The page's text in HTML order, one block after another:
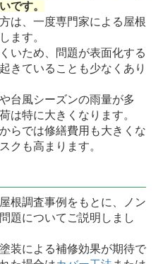
です。
は、一度専門家による屋根
ます。
いため、問題が表面化する
きていることも少なくあり
台風シーズンの雨量が多
は特に大きくなります。
らでは修繕費用も大きくな
クも高まります。
根調査事例をもとに、ノン
題についてご説明しまし
装による補修効果が期待で